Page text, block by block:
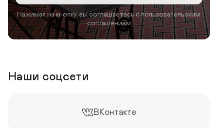
Нажимая на кнопку, вы соглашаетесь с пользовательским
соглашением
Наши соцсети
ВКонтакте